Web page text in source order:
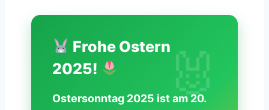
Frohe Ostern
2025!
Ostersonntag 2025 ist am 20.